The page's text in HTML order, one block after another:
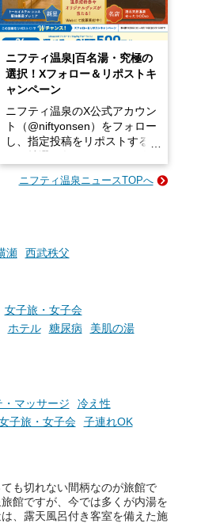
ニフティ温泉|百名湯・究極の
選択！Xフォロー＆リポストキ
ャンペーン
ニフティ温泉のX公式アカウン
ト（@niftyonsen）をフォロー
し、指定投稿をリポストする
GIFT500円分をプレゼントい
ニフティ温泉ニュースTOPへ
瀬 西武秩父
女子旅・女子会
ホテル 糖尿病
美肌の湯
・マッサージ
冷え性
子旅・女子会
子連れOK
も切れない間柄なのが旅館で
館ですが、今では多くが内湯を
、露天風呂付き客室を備えた施